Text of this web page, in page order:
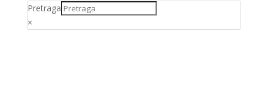
Pretraga
×